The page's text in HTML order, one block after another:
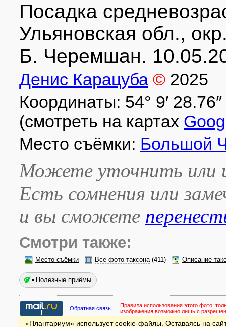
Посадка
Ульяновская обл.,
Б. Черемшан.
Денис Карацуба © 2025
Координаты: 54° 9′
(смотреть на картах
Место съёмки: Большой
Можете уточнить или
Есть сомнения или
и вы сможете
Смотри также:
Место съёмки Все фото таксона(411) Описание
Полезные приёмы
Обратная связь Правила использования этого фото:
изображения возможно лишь с
«Плантариум» использует cookie-файлы. Оставаясь на